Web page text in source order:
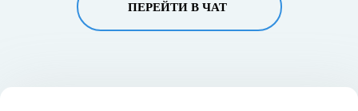
ПЕРЕЙТИ В ЧАТ